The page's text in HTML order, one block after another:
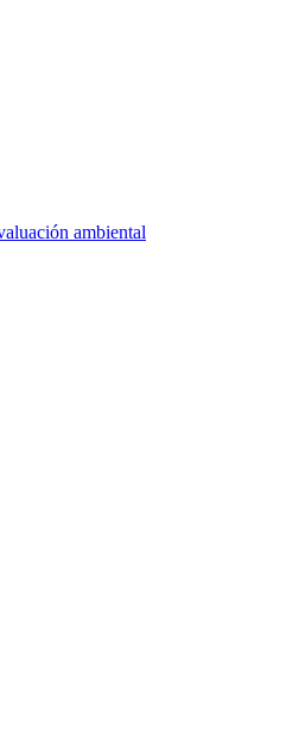
ambiental